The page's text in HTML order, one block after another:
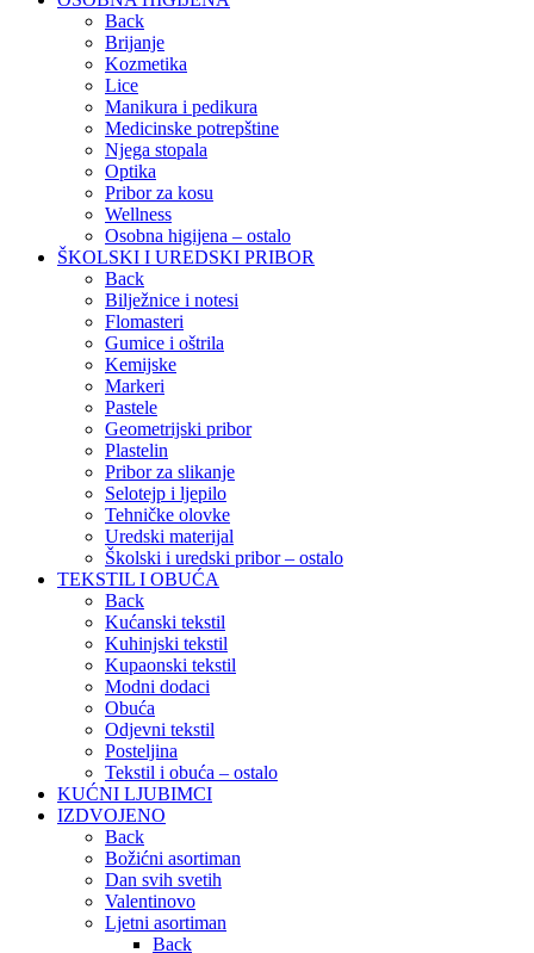
Back
Brijanje
Kozmetika
Lice
Manikura i pedikura
Medicinske potrepštine
Njega stopala
Optika
Pribor za kosu
Wellness
Osobna higijena – ostalo
ŠKOLSKI I UREDSKI PRIBOR
Back
Bilježnice i notesi
Flomasteri
Gumice i oštrila
Kemijske
Markeri
Pastele
Geometrijski pribor
Plastelin
Pribor za slikanje
Selotejp i ljepilo
Tehničke olovke
Uredski materijal
Školski i uredski pribor – ostalo
TEKSTIL I OBUĆA
Back
Kućanski tekstil
Kuhinjski tekstil
Kupaonski tekstil
Modni dodaci
Obuća
Odjevni tekstil
Posteljina
Tekstil i obuća – ostalo
KUĆNI LJUBIMCI
IZDVOJENO
Back
Božićni asortiman
Dan svih svetih
Valentinovo
Ljetni asortiman
Back